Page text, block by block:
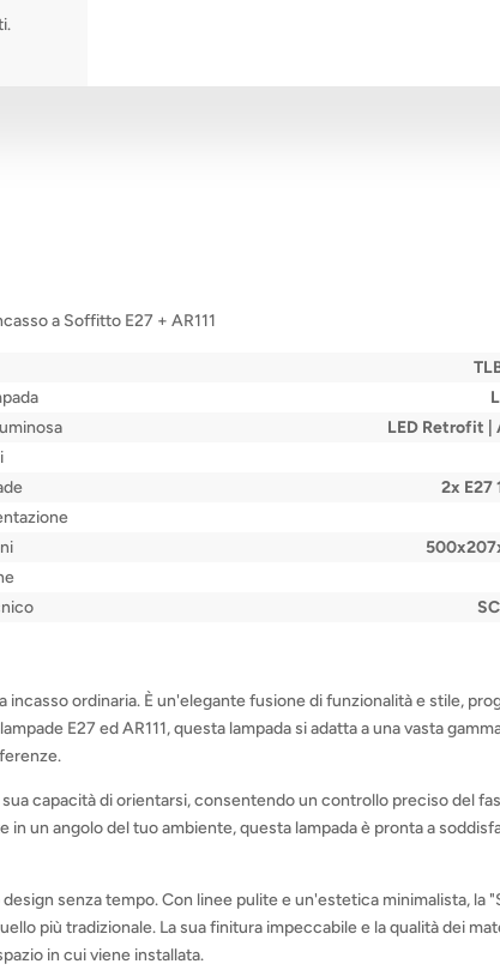
a Soffitto E27 + AR111
LED Retrofit |
2x E27
incasso ordinaria. È un'elegante fusione di funzionalità e stile,
E27 ed AR111, questa lampada si adatta a una vasta
capacità di orientarsi, consentendo un controllo preciso del
un angolo del tuo ambiente, questa lampada è pronta a
senza tempo. Con linee pulite e un'estetica minimalista, la
più tradizionale. La sua finitura impeccabile e la qualità dei
in cui viene installata.